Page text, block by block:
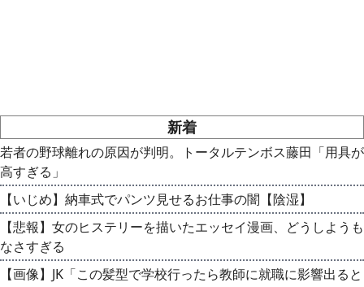
新着
若者の野球離れの原因が判明。トータルテンボス藤田「用具が
高すぎる」
【いじめ】納車式でパンツ見せるお仕事の闇【陰湿】
【悲報】女のヒステリーを描いたエッセイ漫画、どうしようも
なさすぎる
【画像】JK「この髪型で学校行ったら教師に就職に影響出ると